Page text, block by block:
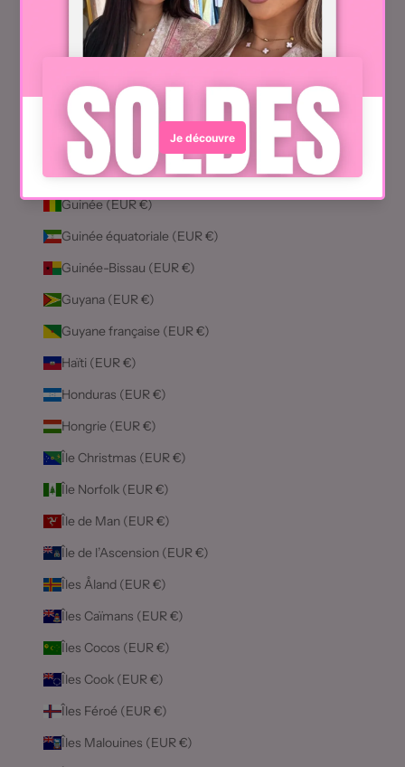
Grèce (EUR €)
Grenade (EUR €)
Guadeloupe (EUR €)
Guatemala (EUR €)
Guernesey (EUR €)
Guinée (EUR €)
Guinée équatoriale (EUR €)
Guinée-Bissau (EUR €)
Guyana (EUR €)
Guyane française (EUR €)
Haïti (EUR €)
Honduras (EUR €)
Hongrie (EUR €)
Île Christmas (EUR €)
Île Norfolk (EUR €)
Île de Man (EUR €)
Île de l’Ascension (EUR €)
Îles Åland (EUR €)
Îles Caïmans (EUR €)
Îles Cocos (EUR €)
Îles Cook (EUR €)
Îles Féroé (EUR €)
Îles Malouines (EUR €)